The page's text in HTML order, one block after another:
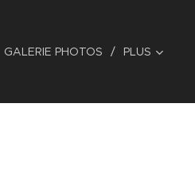
GALERIE PHOTOS PLUS